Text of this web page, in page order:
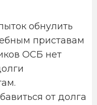
обнулить
приставам
ОСБ нет
от долга